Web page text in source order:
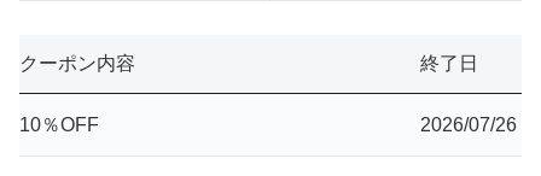
クーポン内容 終了日
10％OFF 2026/07/26